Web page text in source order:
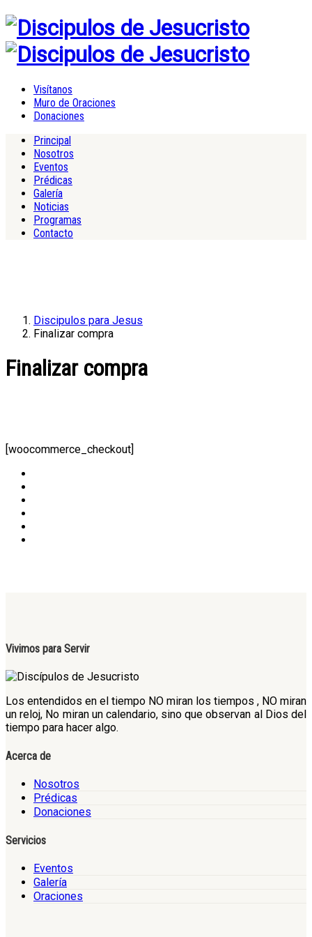
Visítanos
Muro de Oraciones
Donaciones
Principal
Nosotros
Eventos
Prédicas
Galería
Noticias
Programas
Contacto
Discipulos para Jesus
Finalizar compra
Finalizar compra
[woocommerce_checkout]
Vivimos para Servir
Los entendidos en el tiempo NO miran los tiempos , NO miran
un reloj, No miran un calendario, sino que observan al Dios del
tiempo para hacer algo.
Acerca de
Nosotros
Prédicas
Donaciones
Servicios
Eventos
Galería
Oraciones